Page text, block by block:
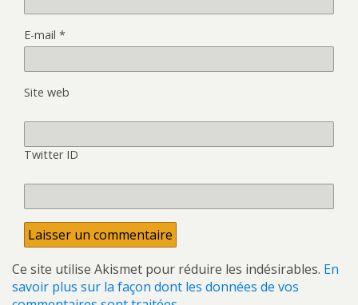
E-mail *
Site web
Twitter ID
Ce site utilise Akismet pour réduire les indésirables. En
savoir plus sur la façon dont les données de vos